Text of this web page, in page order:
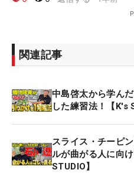
関連記事
中島啓太から学ん
した練習法！【K's
スライス・チーピ
ルが曲がる人に向
STUDIO】